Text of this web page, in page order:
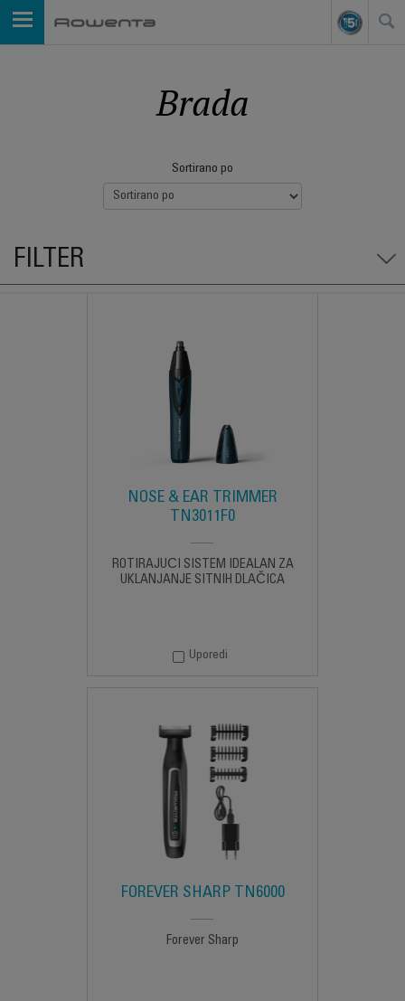
Brada
Sortirano po
FILTER
NOSE & EAR TRIMMER
TN3011F0
ROTIRAJUĆI SISTEM IDEALAN ZA
UKLANJANJE SITNIH DLAČICA
Uporedi
FOREVER SHARP TN6000
Forever Sharp